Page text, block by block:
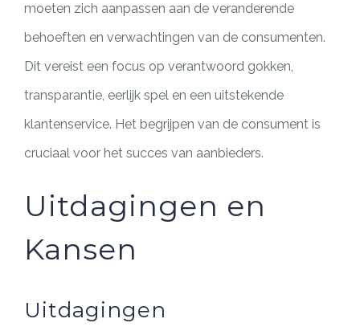
moeten zich aanpassen aan de veranderende
behoeften en verwachtingen van de consumenten.
Dit vereist een focus op verantwoord gokken,
transparantie, eerlijk spel en een uitstekende
klantenservice. Het begrijpen van de consument is
cruciaal voor het succes van aanbieders.
Uitdagingen en
Kansen
Uitdagingen